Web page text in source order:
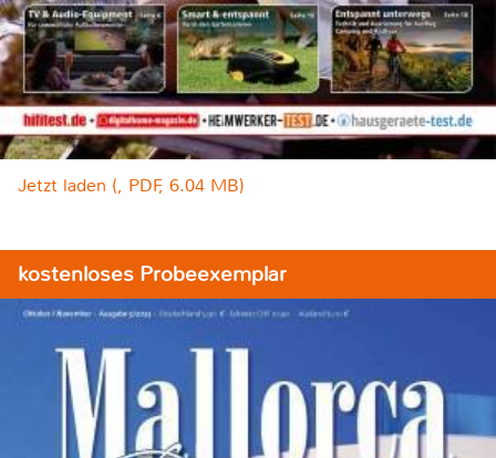
Jetzt laden (, PDF, 6.04 MB)
kostenloses Probeexemplar